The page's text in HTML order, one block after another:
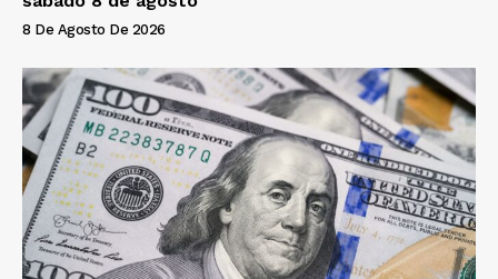
8 De Agosto De 2026